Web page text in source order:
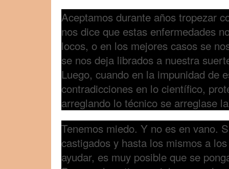
Aceptamos durante años tropezar
nos dice que estas enfermedades
locos, o en los mejores casos se
se nos deja librados a nuestra
Luego, cuando en la impunidad de
contradicciones en lo científico,
arreglando lo técnico se arreglase
Tenemos miedo. Y no es en vano.
castigados y hasta los mismos a
ayudar, es muy posible que se